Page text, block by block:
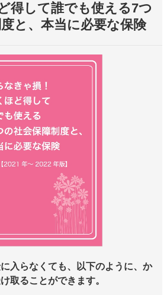
得して誰でも使える7つ
と、本当に必要な保険
入らなくても、以下のように、か
取ることができます。